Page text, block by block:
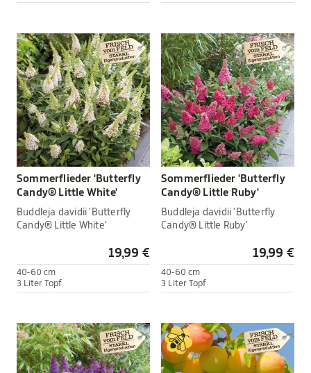
Sommerflieder 'Butterfly
Candy® Little White'
Buddleja davidii 'Butterfly
Candy® Little White'
19,99 €
40-60 cm
3 Liter Topf
Sommerflieder 'Butterfly
Candy® Little Ruby'
Buddleja davidii 'Butterfly
Candy® Little Ruby'
19,99 €
40-60 cm
3 Liter Topf